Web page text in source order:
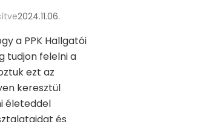
2024.11.06.
a PPK Hallgatói
tudjon felelni a
ezt az
keresztül
életeddel